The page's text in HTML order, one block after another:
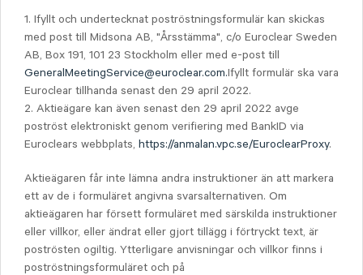
1. Ifyllt och undertecknat poströstningsformulär kan skickas
med post till Midsona AB, "Årsstämma", c/o Euroclear Sweden
AB, Box 191, 101 23 Stockholm eller med e-post till
GeneralMeetingService@euroclear.com.Ifyllt formulär ska vara
Euroclear tillhanda senast den 29 april 2022.
2. Aktieägare kan även senast den 29 april 2022 avge
poströst elektroniskt genom verifiering med BankID via
Euroclears webbplats, https://anmalan.vpc.se/EuroclearProxy.
Aktieägaren får inte lämna andra instruktioner än att markera
ett av de i formuläret angivna svarsalternativen. Om
aktieägaren har försett formuläret med särskilda instruktioner
eller villkor, eller ändrat eller gjort tillägg i förtryckt text, är
poströsten ogiltig. Ytterligare anvisningar och villkor finns i
poströstningsformuläret och på